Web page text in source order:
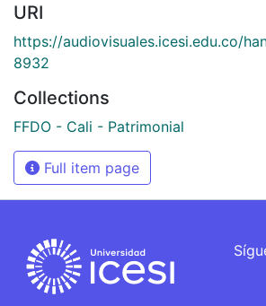
URI
https://audiovisuales.icesi.edu.co/
8932
Collections
FFDO - Cali - Patrimonial
Full item page